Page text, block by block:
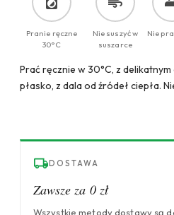
Pranie ręczne
30°C
Nie suszyć w
suszarce
Nie
Prać ręcznie w 30°C, z
płasko, z dala od źródeł ciepła.
DOSTAWA
Zawsze za 0 zł
Wszystkie metody dostawy są